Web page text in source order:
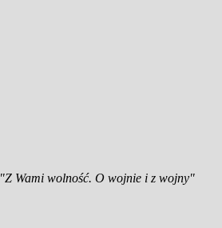
"Z Wami wolność. O wojnie i z wojny"